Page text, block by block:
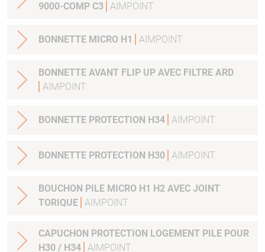
9000-COMP C3
AIMPOINT
BONNETTE MICRO H1 AIMPOINT
BONNETTE AVANT FLIP UP AVEC FILTRE ARD
AIMPOINT
BONNETTE PROTECTION H34 AIMPOINT
BONNETTE PROTECTION H30 AIMPOINT
BOUCHON PILE MICRO H1 H2 AVEC JOINT
TORIQUE AIMPOINT
CAPUCHON PROTECTION LOGEMENT PILE POUR
H30 / H34 AIMPOINT